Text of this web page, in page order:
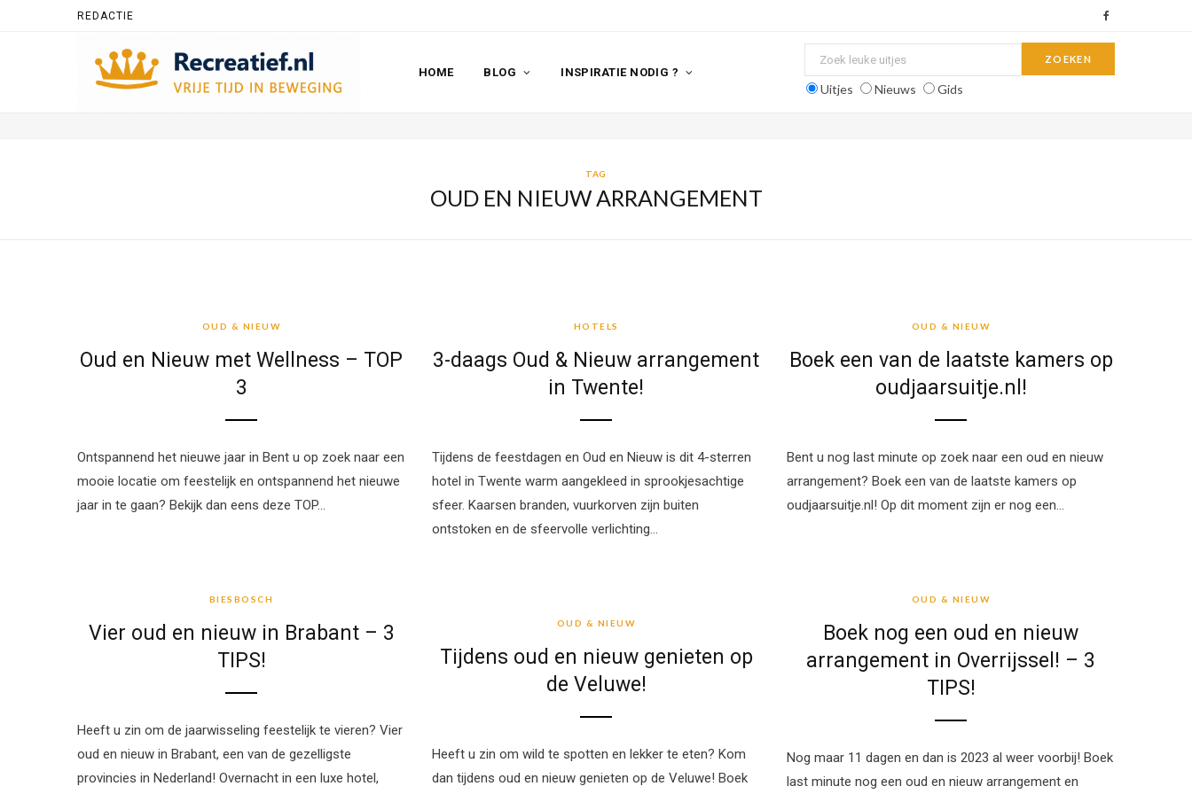
REDACTIE
c
HOME BLOG INSPIRATIE NODIG ?
Uitjes Nieuws Gids
TAG
OUD EN NIEUW ARRANGEMENT
OUD & NIEUW
Oud en Nieuw met Wellness – TOP
3
Ontspannend het nieuwe jaar in Bent u op zoek naar een
mooie locatie om feestelijk en ontspannend het nieuwe
jaar in te gaan? Bekijk dan eens deze TOP…
HOTELS
3-daags Oud & Nieuw arrangement
in Twente!
Tijdens de feestdagen en Oud en Nieuw is dit 4-sterren
hotel in Twente warm aangekleed in sprookjesachtige
sfeer. Kaarsen branden, vuurkorven zijn buiten
ontstoken en de sfeervolle verlichting…
OUD & NIEUW
Boek een van de laatste kamers op
oudjaarsuitje.nl!
Bent u nog last minute op zoek naar een oud en nieuw
arrangement? Boek een van de laatste kamers op
oudjaarsuitje.nl! Op dit moment zijn er nog een…
BIESBOSCH
Vier oud en nieuw in Brabant – 3
TIPS!
Heeft u zin om de jaarwisseling feestelijk te vieren? Vier
oud en nieuw in Brabant, een van de gezelligste
provincies in Nederland! Overnacht in een luxe hotel,
OUD & NIEUW
Boek nog een oud en nieuw
arrangement in Overrijssel! – 3
TIPS!
Nog maar 11 dagen en dan is 2023 al weer voorbij! Boek
last minute nog een oud en nieuw arrangement en
OUD & NIEUW
Tijdens oud en nieuw genieten op
de Veluwe!
Heeft u zin om wild te spotten en lekker te eten? Kom
dan tijdens oud en nieuw genieten op de Veluwe! Boek